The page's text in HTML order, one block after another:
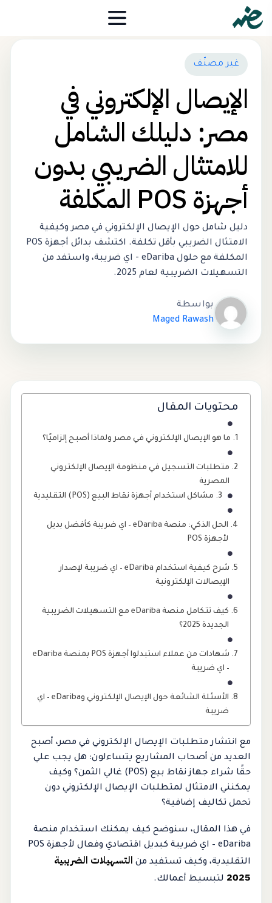
غير مصنّف
الإيصال الإلكتروني في
مصر: دليلك الشامل
للامتثال الضريبي بدون
أجهزة POS المكلفة
دليل شامل حول الإيصال الإلكتروني في مصر وكيفية
الامتثال الضريبي بأقل تكلفة. اكتشف بدائل أجهزة POS
المكلفة مع حلول eDariba - اي ضريبة، واستفد من
التسهيلات الضريبية لعام 2025.
بواسطة
Maged Rawash
محتويات المقال
ما هو الإيصال الإلكتروني في مصر ولماذا أصبح إلزاميًا؟
متطلبات التسجيل في منظومة الإيصال الإلكتروني
المصرية
مشاكل استخدام أجهزة نقاط البيع (POS) التقليدية
الحل الذكي: منصة eDariba – اي ضريبة كأفضل بديل
لأجهزة POS
شرح كيفية استخدام eDariba – اي ضريبة لإصدار
الإيصالات الإلكترونية
كيف تتكامل منصة eDariba مع التسهيلات الضريبية
الجديدة 2025؟
شهادات من عملاء استبدلوا أجهزة POS بمنصة eDariba
– اي ضريبة
الأسئلة الشائعة حول الإيصال الإلكتروني وeDariba – اي
ضريبة
مع انتشار متطلبات الإيصال الإلكتروني في مصر، أصبح
العديد من أصحاب المشاريع يتساءلون: هل يجب علي
حقًا شراء جهاز نقاط بيع (POS) غالي الثمن؟ وكيف
يمكنني الامتثال لمتطلبات الإيصال الإلكتروني دون
تحمل تكاليف إضافية؟
في هذا المقال، سنوضح كيف يمكنك استخدام منصة
eDariba – اي ضريبة كبديل اقتصادي وفعال لأجهزة POS
التقليدية، وكيف تستفيد من التسهيلات الضريبية
2025 لتبسيط أعمالك.